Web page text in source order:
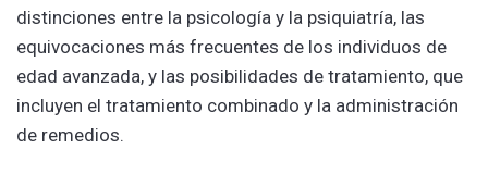
distinciones entre la psicología y la psiquiatría, las
equivocaciones más frecuentes de los individuos de
edad avanzada, y las posibilidades de tratamiento, que
incluyen el tratamiento combinado y la administración
de remedios.